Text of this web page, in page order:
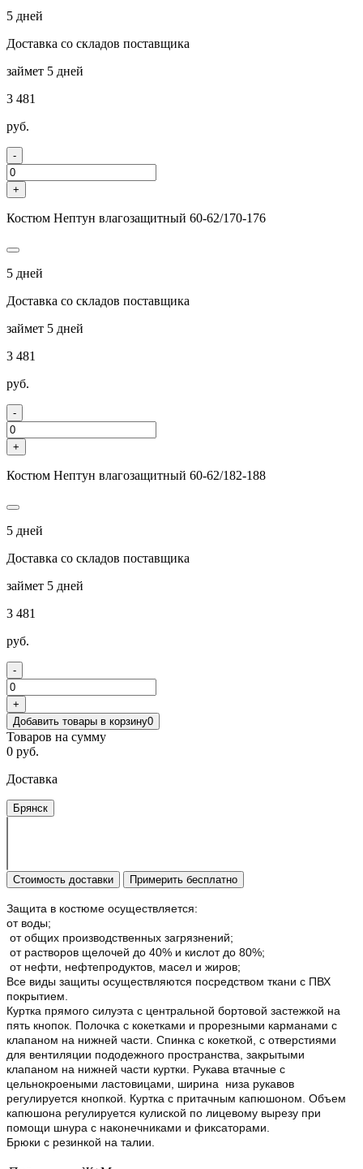
5 дней
Доставка со складов поставщика
займет 5 дней
3 481
руб.
-
+
Костюм Нептун влагозащитный 60-62/170-176
5 дней
Доставка со складов поставщика
займет 5 дней
3 481
руб.
-
+
Костюм Нептун влагозащитный 60-62/182-188
5 дней
Доставка со складов поставщика
займет 5 дней
3 481
руб.
-
+
Добавить товары в корзину0
Товаров на сумму
0 руб.
Доставка
Брянск
Стоимость доставки Примерить бесплатно
Защита в костюме осуществляется:
от воды;
от общих производственных загрязнений;
от растворов щелочей до 40% и кислот до 80%;
от нефти, нефтепродуктов, масел и жиров;
Все виды защиты осуществляются посредством ткани с ПВХ
покрытием.
Куртка прямого силуэта с центральной бортовой застежкой на
пять кнопок. Полочка с кокетками и прорезными карманами с
клапаном на нижней части. Спинка с кокеткой, с отверстиями
для вентиляции пододежного пространства, закрытыми
клапаном на нижней части куртки. Рукава втачные с
цельнокроеными ластовицами, ширина низа рукавов
регулируется кнопкой. Куртка с притачным капюшоном. Объем
капюшона регулируется кулиской по лицевому вырезу при
помощи шнура с наконечниками и фиксаторами.
Брюки с резинкой на талии.